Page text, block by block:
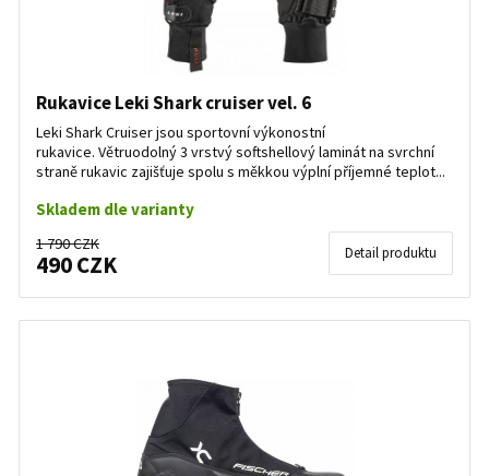
Rukavice Leki Shark cruiser vel. 6
Leki Shark Cruiser jsou sportovní výkonostní
rukavice. Větruodolný 3 vrstvý softshellový laminát na svrchní
straně rukavic zajišťuje spolu s měkkou výplní příjemné teplot...
Skladem dle varianty
1 790 CZK
490 CZK Detail produktu